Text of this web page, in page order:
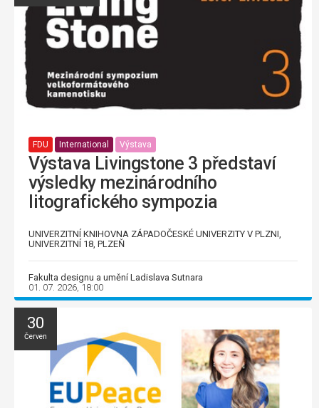
FDU International Výstava
Výstava Livingstone 3 představí
výsledky mezinárodního
litografického sympozia
UNIVERZITNÍ KNIHOVNA ZÁPADOČESKÉ UNIVERZITY V PLZNI,
UNIVERZITNÍ 18, PLZEŇ
Fakulta designu a umění Ladislava Sutnara
01. 07. 2026, 18:00
30
Červen